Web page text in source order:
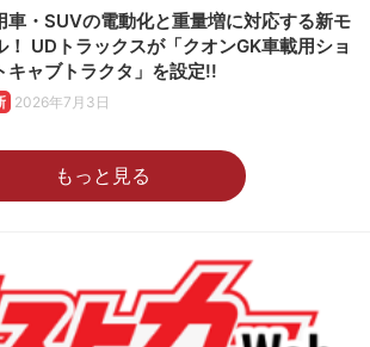
車・SUVの電動化と重量増に対応する新モ
！ UDトラックスが「クオンGK車載用ショ
キャブトラクタ」を設定!!
2026年7月3日
もっと見る